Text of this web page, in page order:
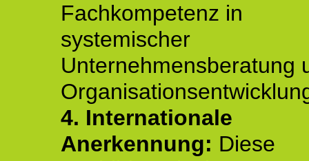
Fachkompetenz in
systemischer
Unternehmensberatung
4. Internationale
Anerkennung: Diese